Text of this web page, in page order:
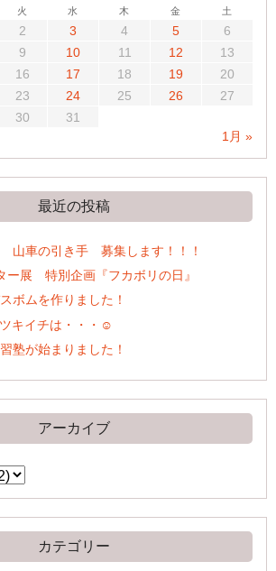
火 水 木 金 土
2 3 4 5
6
9 10 11 12
13
16 17 18 19
20
23 24 25 26
27
30
31
1月 »
最近の投稿
山車の引き手 募集します！！！
ー展 特別企画『フカボリの日』
ボムを作りました！
キイチは・・・☺
塾が始まりました！
アーカイブ
カテゴリー